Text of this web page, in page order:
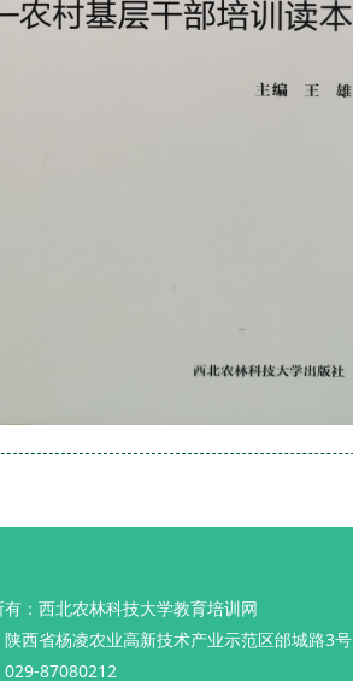
有：西北农林科技大学教育培训网
陕西省杨凌农业高新技术产业示范区邰城路3号
029-87080212